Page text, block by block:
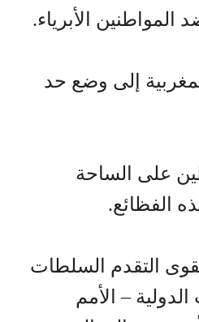
المواطنين الأبرياء.
إلى وضع حد
على الساحة
الفظائع.
التقدم السلطات
– الأمم